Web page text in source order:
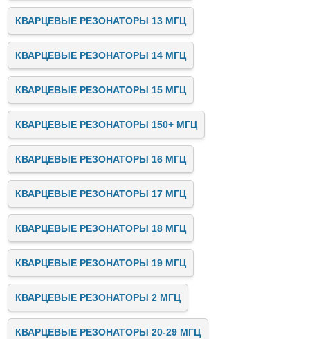
КВАРЦЕВЫЕ РЕЗОНАТОРЫ 13 МГЦ
КВАРЦЕВЫЕ РЕЗОНАТОРЫ 14 МГЦ
КВАРЦЕВЫЕ РЕЗОНАТОРЫ 15 МГЦ
КВАРЦЕВЫЕ РЕЗОНАТОРЫ 150+ МГЦ
КВАРЦЕВЫЕ РЕЗОНАТОРЫ 16 МГЦ
КВАРЦЕВЫЕ РЕЗОНАТОРЫ 17 МГЦ
КВАРЦЕВЫЕ РЕЗОНАТОРЫ 18 МГЦ
КВАРЦЕВЫЕ РЕЗОНАТОРЫ 19 МГЦ
КВАРЦЕВЫЕ РЕЗОНАТОРЫ 2 МГЦ
КВАРЦЕВЫЕ РЕЗОНАТОРЫ 20-29 МГЦ